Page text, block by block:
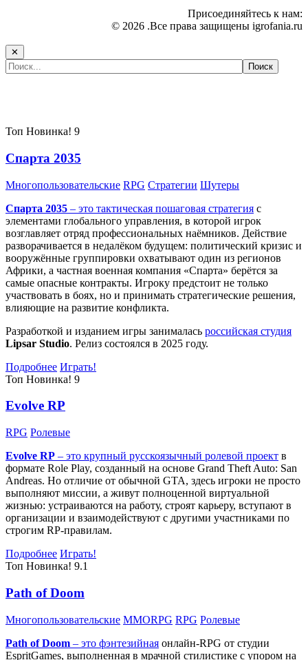
Присоединяйтесь к нам:
© 2026 .Все права защищены igrofania.ru
✕
Топ Новинка! 9
Спарта 2035
Многопользовательские RPG Стратегии Шутеры
Спарта 2035 – это тактическая пошаговая стратегия с
элементами глобального управления, в которой игрок
возглавляет отряд профессиональных наёмников. Действие
разворачивается в недалёком будущем: политический кризис и
вооружённые группировки охватывают один из регионов
Африки, а частная военная компания «Спарта» берётся за
самые опасные контракты. Игроку предстоит не только
участвовать в боях, но и принимать стратегические решения,
влияющие на развитие конфликта.
Разработкой и изданием игры занималась российская студия
Lipsar Studio. Релиз состоялся в 2025 году.
Подробнее Играть!
Топ Новинка! 9
Evolve RP
RPG Ролевые
Evolve RP – это крупный русскоязычный ролевой проект в
формате Role Play, созданный на основе Grand Theft Auto: San
Andreas. Но отличие от обычной GTA, здесь игроки не просто
выполняют миссии, а живут полноценной виртуальной
жизнью: устраиваются на работу, строят карьеру, вступают в
организации и взаимодействуют с другими участниками по
строгим RP-правилам.
Подробнее Играть!
Топ Новинка! 9.1
Path of Doom
Многопользовательские MMORPG RPG Ролевые
Path of Doom – это фэнтезийная онлайн-RPG от студии
EspritGames, выполненная в мрачной стилистике с упором на